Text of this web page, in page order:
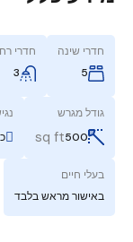
חדרי שינה
5
חדרי
3
גודל מגרש
500
sq ft
בעלי חיים
באישור מראש בלבד